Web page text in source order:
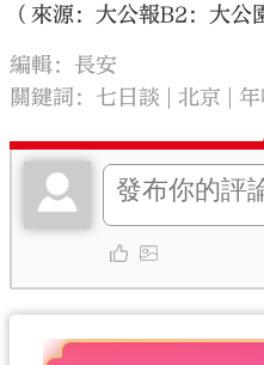
（來源：大公報B2：大
編輯：長安
關鍵詞： 七日談 北京